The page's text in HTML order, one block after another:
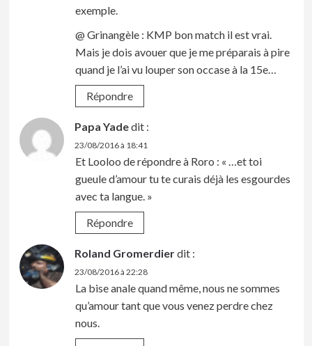
exemple.
@ Grinangèle : KMP bon match il est vrai.
Mais je dois avouer que je me préparais à pire
quand je l’ai vu louper son occase à la 15e…
Répondre
Papa Yadedit :
23/08/2016 à 18:41
Et Looloo de répondre à Roro : « …et toi
gueule d’amour tu te curais déjà les esgourdes
avec ta langue. »
Répondre
Roland Gromerdierdit :
23/08/2016 à 22:28
La bise anale quand même, nous ne sommes
qu’amour tant que vous venez perdre chez
nous.